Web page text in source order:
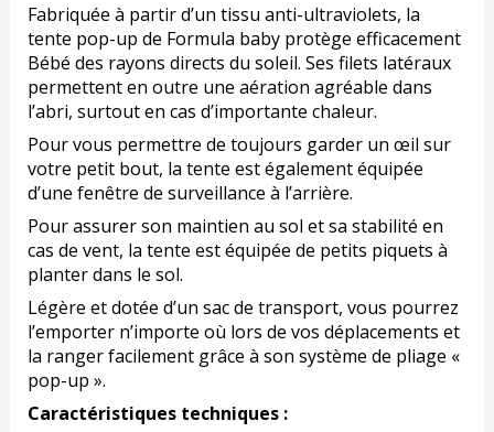
Fabriquée à partir d’un tissu anti-ultraviolets, la
tente pop-up de Formula baby protège efficacement
Bébé des rayons directs du soleil. Ses filets latéraux
permettent en outre une aération agréable dans
l’abri, surtout en cas d’importante chaleur.
Pour vous permettre de toujours garder un œil sur
votre petit bout, la tente est également équipée
d’une fenêtre de surveillance à l’arrière.
Pour assurer son maintien au sol et sa stabilité en
cas de vent, la tente est équipée de petits piquets à
planter dans le sol.
Légère et dotée d’un sac de transport, vous pourrez
l’emporter n’importe où lors de vos déplacements et
la ranger facilement grâce à son système de pliage «
pop-up ».
Caractéristiques techniques :